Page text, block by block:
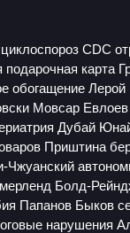
циклоспороз CDC
подарочная карта
обогащение
Мовсар Евлоев
Дубай
Приштина
Чжуанский
Болд-
Папанов Быков
нарушения